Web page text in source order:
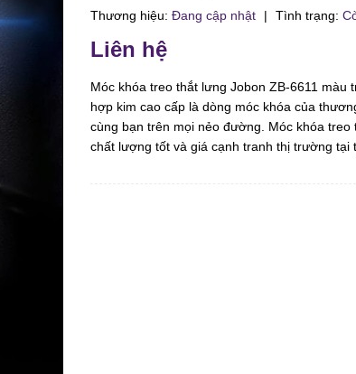
Thương hiệu: Đang cập nhật | Tình trạng:
Liên hệ
Móc khóa treo thắt lưng Jobon ZB-6611 màu
hợp kim cao cấp là dòng móc khóa của
cùng bạn trên mọi nẻo đường. Móc khóa
chất lượng tốt và giá cạnh tranh thị trường tại